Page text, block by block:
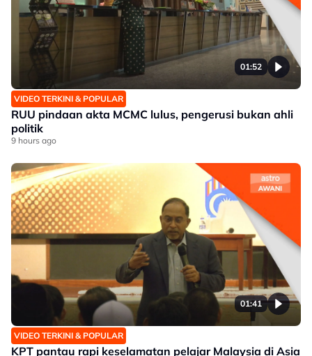
01:52
VIDEO TERKINI & POPULAR
RUU pindaan akta MCMC lulus, pengerusi bukan ahli
politik
9 hours ago
01:41
VIDEO TERKINI & POPULAR
KPT pantau rapi keselamatan pelajar Malaysia di Asia